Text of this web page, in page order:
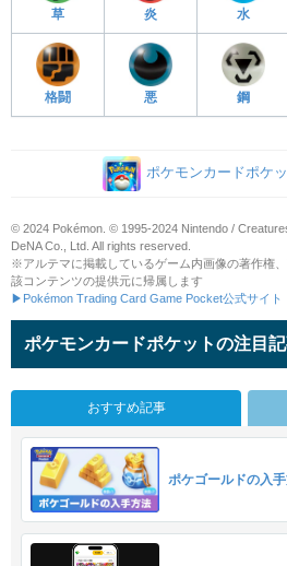
草 炎 水
格闘 悪 鋼
ポケモンカードポケ
© 2024 Pokémon. © 1995-2024 Nintendo /
DeNA Co., Ltd. All rights reserved.
※アルテマに掲載しているゲーム内画像の著作権
該コンテンツの提供元に帰属します
▶Pokémon Trading Card Game Pocket公式サイト
ポケモンカードポケットの注目
おすすめ記事
ポケゴールドの入